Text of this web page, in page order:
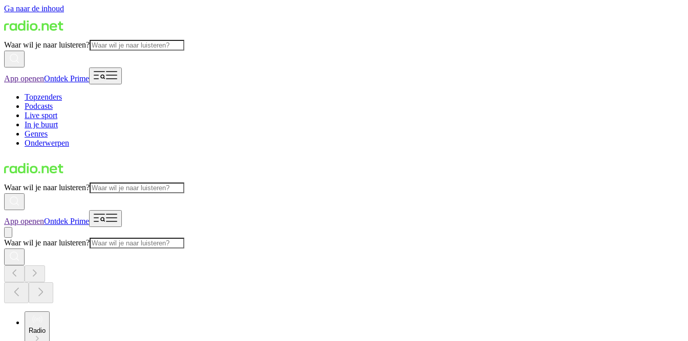
Ga naar de inhoud
Waar wil je naar luisteren?
App openenOntdek Prime
Topzenders
Podcasts
Live sport
In je buurt
Genres
Onderwerpen
Waar wil je naar luisteren?
App openenOntdek Prime
Waar wil je naar luisteren?
Radio